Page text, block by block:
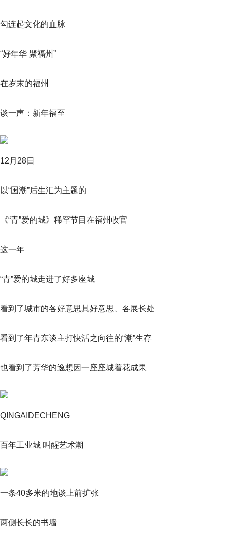
勾连起文化的血脉
“好年华 聚福州”
在岁末的福州
谈一声：新年福至
12月28日
以“国潮”后生汇为主题的
《“青”爱的城》稀罕节目在福州收官
这一年
“青”爱的城走进了好多座城
看到了城市的各好意思其好意思、各展长处
看到了年青东谈主打快活之向往的“潮”生存
也看到了芳华的逸想因一座座城着花成果
QINGAIDECHENG
百年工业城 叫醒艺术潮
一条40多米的地谈上前扩张
两侧长长的书墙